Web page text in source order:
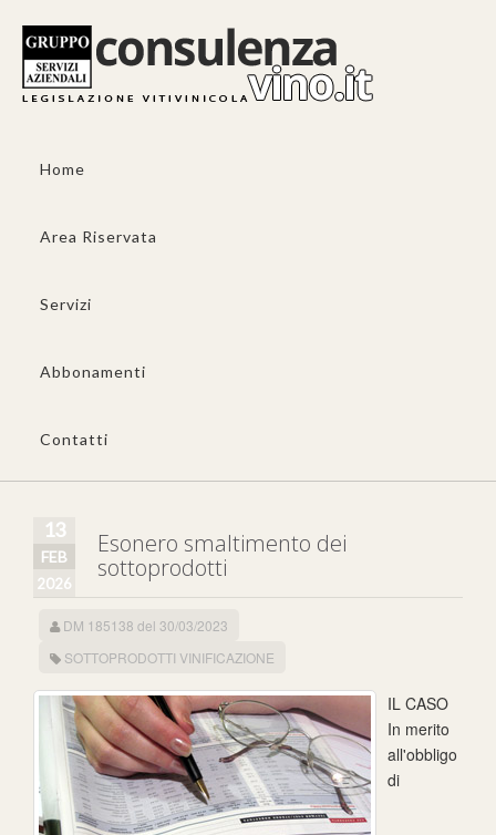
Home
Area Riservata
Servizi
Abbonamenti
Contatti
13
FEB
2026
Esonero smaltimento dei
sottoprodotti
DM 185138 del 30/03/2023
SOTTOPRODOTTI VINIFICAZIONE
IL CASO
In merito
all'obbligo
di